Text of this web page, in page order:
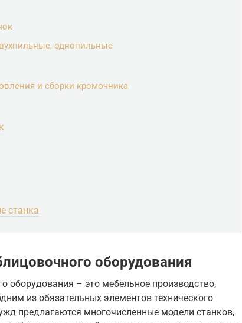
однопильные
и сборки кромочника
станка
оборудования
оборудования – это мебельное производство,
из обязательных элементов технического
предлагаются многочисленные модели станков,